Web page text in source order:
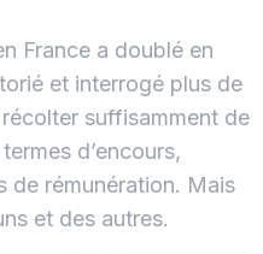
France a doublé en
et interrogé plus de
suffisamment de
d’encours,
de rémunération. Mais
et des autres.